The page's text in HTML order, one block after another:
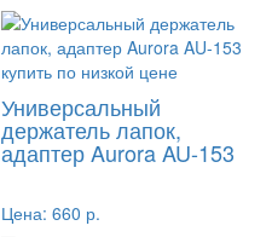
Универсальный
держатель лапок,
адаптер Aurora AU-153
Цена: 660 р.